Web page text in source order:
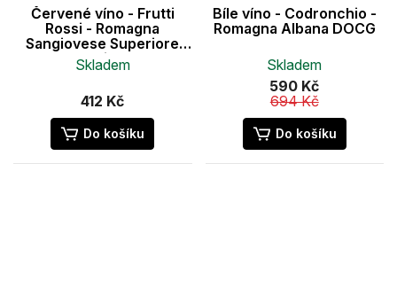
Červené víno - Frutti
Rossi - Romagna
Sangiovese Superiore
DOC Riserva
Skladem
412 Kč
Do košíku
Bíle víno - Codronchio -
Romagna Albana DOCG
Skladem
590 Kč
694 Kč
Do košíku